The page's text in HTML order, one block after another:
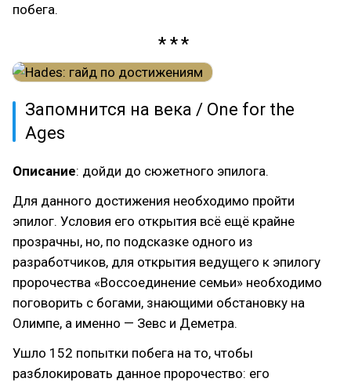
побега.
Запомнится на века / One for the
Ages
Описание: дойди до сюжетного эпилога.
Для данного достижения необходимо пройти
эпилог. Условия его открытия всё ещё крайне
прозрачны, но, по подсказке одного из
разработчиков, для открытия ведущего к эпилогу
пророчества «Воссоединение семьи» необходимо
поговорить с богами, знающими обстановку на
Олимпе, а именно — Зевс и Деметра.
Ушло 152 попытки побега на то, чтобы
разблокировать данное пророчество: его